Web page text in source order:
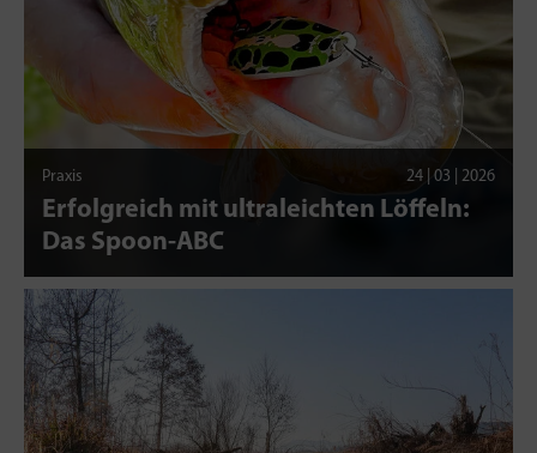
Praxis 24 | 03 | 2026
Erfolgreich mit ultraleichten Löffeln:
Das Spoon-ABC